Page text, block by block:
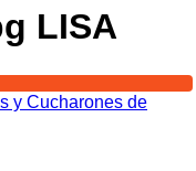
LISA
y Cucharones de